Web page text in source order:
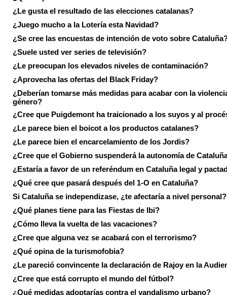
¿Le gusta el resultado de las elecciones catalanas?
¿Juego mucho a la Lotería esta Navidad?
¿Se cree las encuestas de intención de voto sobre
¿Suele usted ver series de televisión?
¿Le preocupan los elevados niveles de contaminación?
¿Aprovecha las ofertas del Black Friday?
¿Deberían tomarse más medidas para acabar con la
género?
¿Cree que Puigdemont ha traicionado a los suyos y al
¿Le parece bien el boicot a los productos catalanes?
¿Le parece bien el encarcelamiento de los Jordis?
¿Cree que el Gobierno suspenderá la autonomía de
¿Estaría a favor de un referéndum en Cataluña legal y
¿Qué cree que pasará después del 1-O en Cataluña?
Si Cataluña se independizase, ¿te afectaría a nivel personal?
¿Qué planes tiene para las Fiestas de Ibi?
¿Cómo lleva la vuelta de las vacaciones?
¿Cree que alguna vez se acabará con el terrorismo?
¿Qué opina de la turismofobia?
¿Le pareció convincente la declaración de Rajoy en la
¿Cree que está corrupto el mundo del fútbol?
¿Qué medidas adoptarías contra el vandalismo urbano?